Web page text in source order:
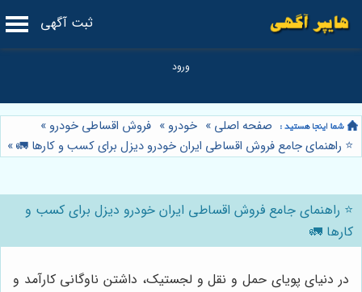
ثبت آگهی
صفحه اصلی » خودرو » فروش اقساطی خودرو »
⭐️ راهنمای جامع فروش اقساطی ایران خودرو دیزل برای کسب و کارها 🚛»
⭐️ راهنمای جامع فروش اقساطی ایران خودرو دیزل برای کسب و
کارها 🚛
در دنیای پویای حمل و نقل و لجستیک، داشتن ناوگانی کارآمد و